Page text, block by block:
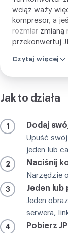
wciąż waży
kompresor, a
rozmiar zmianą
przekonwertuj
Czytaj więcej
Jak to działa
1 Dodaj
Upuść
jeden lub
2 Naciśnij
Narzędzie
3 Jeden lub
Jeden
serwera,
4 Pobierz